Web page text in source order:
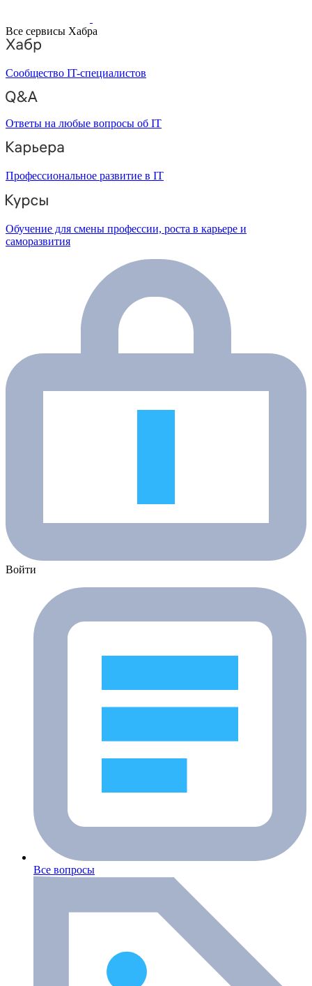
Все сервисы Хабра
Сообщество IT-специалистов
Ответы на любые вопросы об IT
Профессиональное развитие в IT
Обучение для смены профессии, роста в карьере и
саморазвития
Войти
Все вопросы